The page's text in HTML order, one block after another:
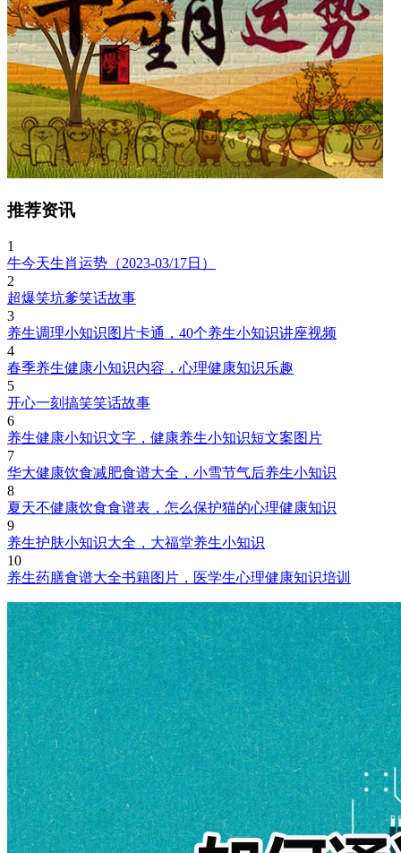
推荐资讯
1
牛今天生肖运势（2023-03/17日）
2
超爆笑坑爹笑话故事
3
养生调理小知识图片卡通，40个养生小知识讲座视频
4
春季养生健康小知识内容，心理健康知识乐趣
5
开心一刻搞笑笑话故事
6
养生健康小知识文字，健康养生小知识短文案图片
7
华大健康饮食减肥食谱大全，小雪节气后养生小知识
8
夏天不健康饮食食谱表，怎么保护猫的心理健康知识
9
养生护肤小知识大全，大福堂养生小知识
10
养生药膳食谱大全书籍图片，医学生心理健康知识培训